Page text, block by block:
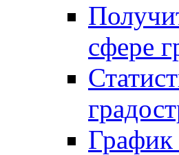
сфере
График